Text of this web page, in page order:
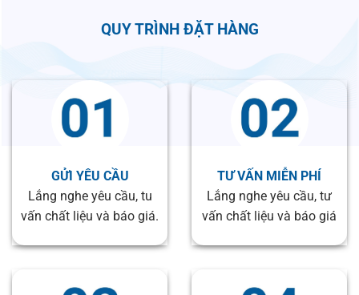
QUY TRÌNH ĐẶT HÀNG
GỬI YÊU CẦU
Lắng nghe yêu cầu, tu
vấn chất liệu và báo giá.
TƯ VẤN MIỄN PHÍ
Lắng nghe yêu cầu, tư
vấn chất liệu và báo giá